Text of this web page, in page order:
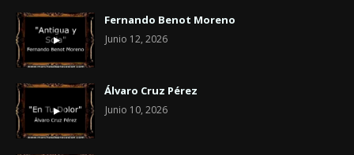
Fernando Benot Moreno
Junio 12, 2026
Álvaro Cruz Pérez
Junio 10, 2026